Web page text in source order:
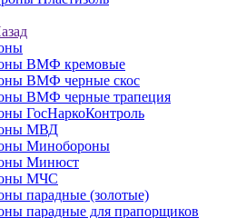
ВМФ кремовые
ВМФ черные скос
ВМФ черные трапеция
ГосНаркоКонтроль
МВД
Минобороны
Минюст
МЧС
парадные (золотые)
парадные для прапорщиков